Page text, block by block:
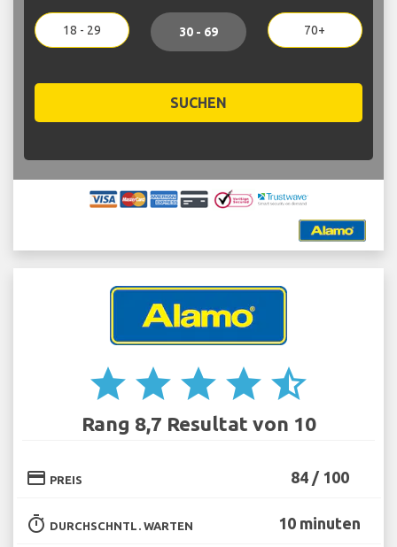
18 - 29 30 - 69 70+
SUCHEN
star star star star star_half
Rang 8,7 Resultat von 10
credit_card PREIS 84 / 100
timer DURCHSCHNTL. WARTEN 10 minuten